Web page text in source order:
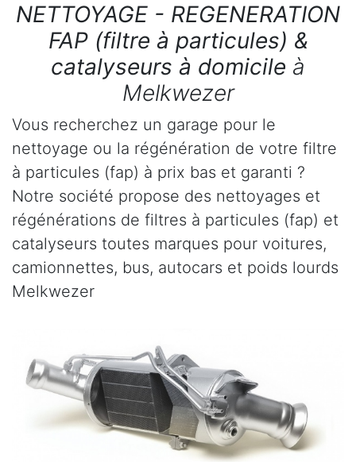
NETTOYAGE - REGENERATION
FAP (filtre à particules) &
catalyseurs à domicile à
Melkwezer
Vous recherchez un garage pour le
nettoyage ou la régénération de votre filtre
à particules (fap) à prix bas et garanti ?
Notre société propose des nettoyages et
régénérations de filtres à particules (fap) et
catalyseurs toutes marques pour voitures,
camionnettes, bus, autocars et poids lourds
Melkwezer